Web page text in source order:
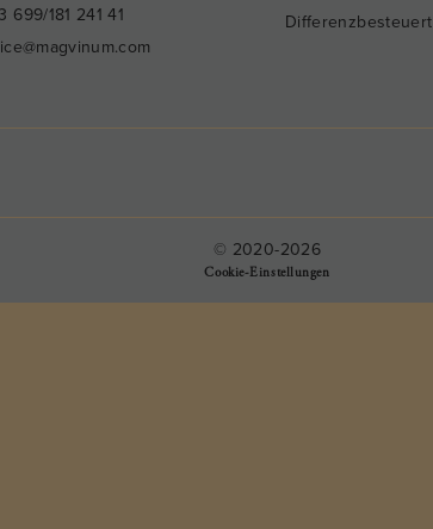
699/181 241 41
Differenzbesteuert
© 2020-2026
Cookie-Einstellungen